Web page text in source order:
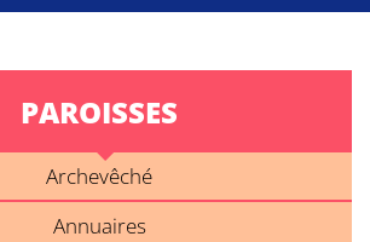
PAROISSES
Archevêché
Annuaires